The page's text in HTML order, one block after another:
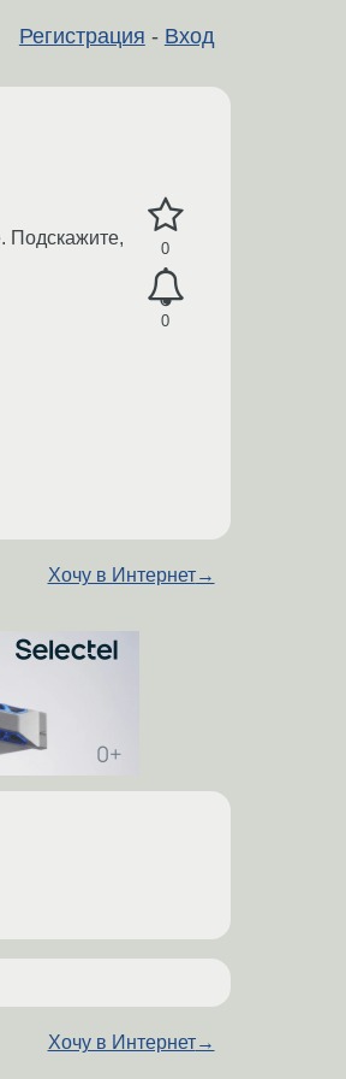
Регистрация - Вход
0
0
Подскажите,
Хочу в Интернет→
Хочу в Интернет→